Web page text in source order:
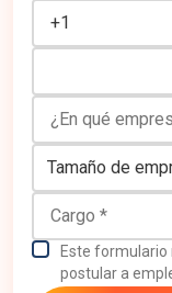
¿En qué empresa
Tamaño de empresa
Cargo
Este formulario
postular a